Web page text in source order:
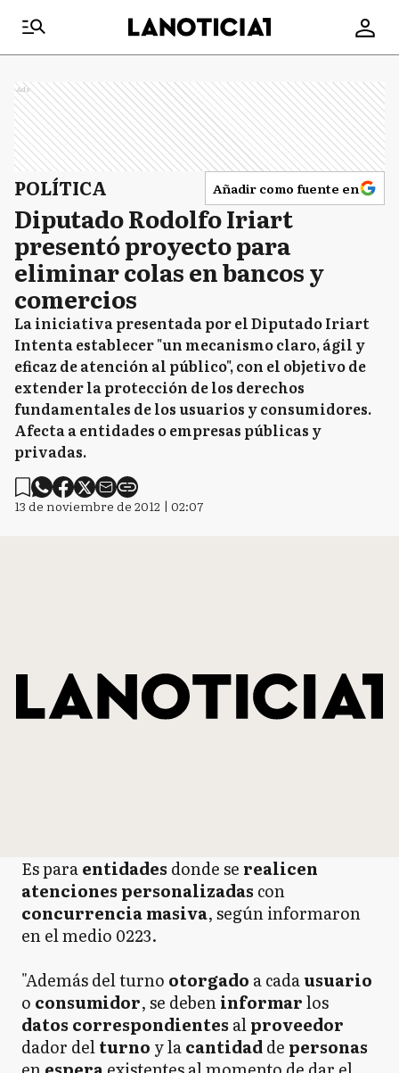
Ads
POLÍTICA Añadir como fuente en
Diputado Rodolfo Iriart
presentó proyecto para
eliminar colas en bancos y
comercios
La iniciativa presentada por el Diputado Iriart
Intenta establecer "un mecanismo claro, ágil y
eficaz de atención al público", con el objetivo de
extender la protección de los derechos
fundamentales de los usuarios y consumidores.
Afecta a entidades o empresas públicas y
privadas.
13 de noviembre de 2012 | 02:07
Es paraentidades donde se realicen
atenciones personalizadas con
concurrencia masiva, según informaron
en el medio 0223.
"Además del turno otorgado a cadausuario
o consumidor, se debeninformarlos
datos correspondientes alproveedor
dador delturno y lacantidadde personas